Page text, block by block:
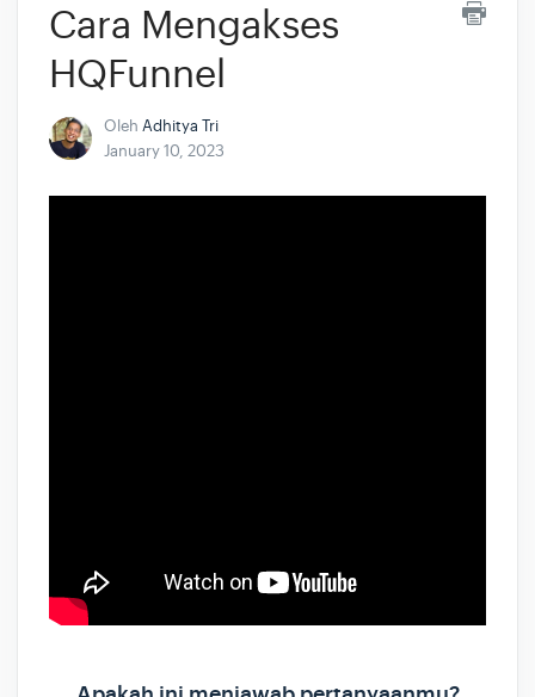
Cara Mengakses
HQFunnel
Oleh Adhitya Tri
January 10, 2023